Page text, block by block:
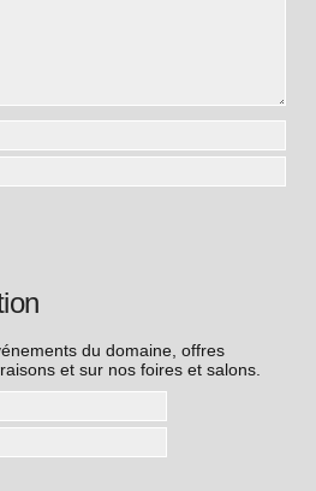
du domaine, offres
et sur nos foires et salons.